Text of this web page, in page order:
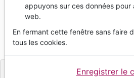
Un guérisseur libéré de
Walter Vappiani
RéférenceBLF1590 EAN
BLF Éditions
appuyons sur ces données pour
web.
En fermant cette fenêtre sans faire
tous les cookies.
Enregistrer le